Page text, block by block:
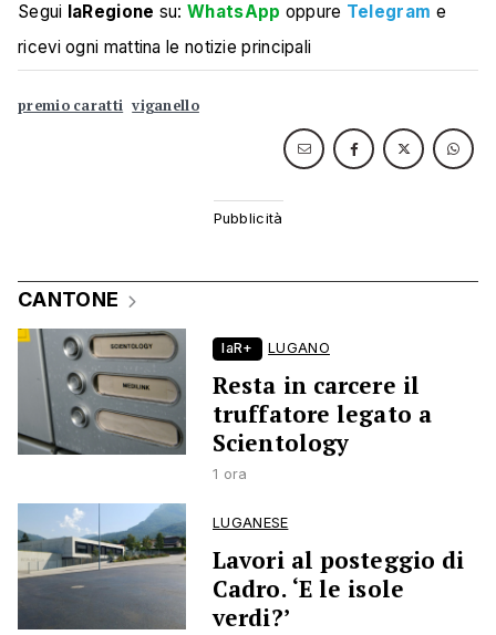
Segui laRegione su:WhatsApp oppure Telegram e
ricevi ogni mattina le notizie principali
premio caratti viganello
CANTONE
laR+ LUGANO
Resta in carcere il
truffatore legato a
Scientology
1 ora
LUGANESE
Lavori al posteggio di
Cadro. ‘E le isole
verdi?’